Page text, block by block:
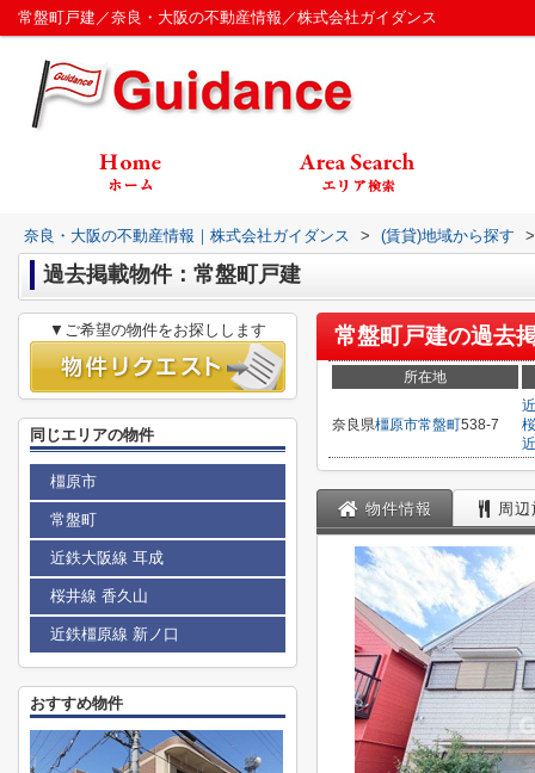
常盤町戸建／奈良・大阪の不動産情報／株式会社ガイダンス
奈良・大阪の不動産情報｜株式会社ガイダンス > (賃貸)地域から探す >
過去掲載物件：常盤町戸建
常盤町戸建の過去
所在地
奈良県橿原市常盤町538-7
物件情報 周
▼ご希望の物件をお探しします
同じエリアの物件
橿原市
常盤町
近鉄大阪線 耳成
桜井線 香久山
近鉄橿原線 新ノ口
おすすめ物件